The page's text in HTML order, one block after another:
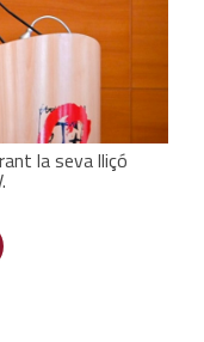
la seva lliçó